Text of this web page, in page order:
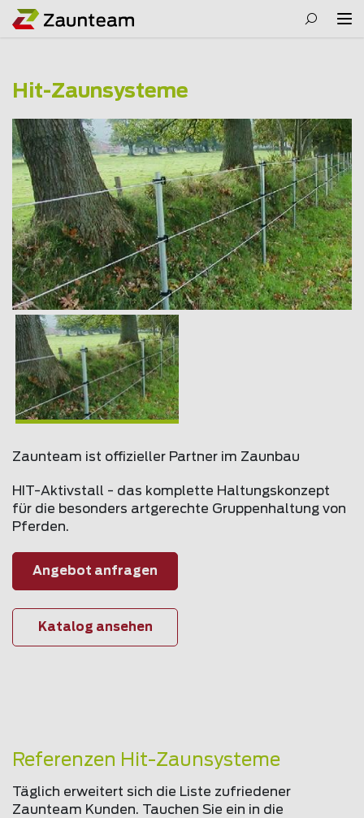
Hit-Zaunsysteme
Zaunteam ist offizieller Partner im Zaunbau
HIT-Aktivstall - das komplette Haltungskonzept
für die besonders artgerechte Gruppenhaltung von
Pferden.
Angebot anfragen
Katalog ansehen
Referenzen Hit-Zaunsysteme
Täglich erweitert sich die Liste zufriedener
Zaunteam Kunden. Tauchen Sie ein in die